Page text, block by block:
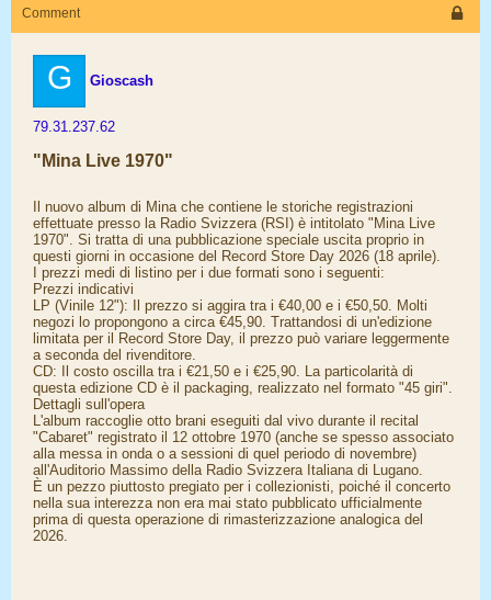
Comment
G Gioscash
79.31.237.62
"Mina Live 1970"
Il nuovo album di Mina che contiene le storiche registrazioni
effettuate presso la Radio Svizzera (RSI) è intitolato "Mina Live
1970". Si tratta di una pubblicazione speciale uscita proprio in
questi giorni in occasione del Record Store Day 2026 (18 aprile).
I prezzi medi di listino per i due formati sono i seguenti:
Prezzi indicativi
LP (Vinile 12"): Il prezzo si aggira tra i €40,00 e i €50,50. Molti
negozi lo propongono a circa €45,90. Trattandosi di un'edizione
limitata per il Record Store Day, il prezzo può variare leggermente
a seconda del rivenditore.
CD: Il costo oscilla tra i €21,50 e i €25,90. La particolarità di
questa edizione CD è il packaging, realizzato nel formato "45 giri".
Dettagli sull'opera
L'album raccoglie otto brani eseguiti dal vivo durante il recital
"Cabaret" registrato il 12 ottobre 1970 (anche se spesso associato
alla messa in onda o a sessioni di quel periodo di novembre)
all'Auditorio Massimo della Radio Svizzera Italiana di Lugano.
È un pezzo piuttosto pregiato per i collezionisti, poiché il concerto
nella sua interezza non era mai stato pubblicato ufficialmente
prima di questa operazione di rimasterizzazione analogica del
2026.